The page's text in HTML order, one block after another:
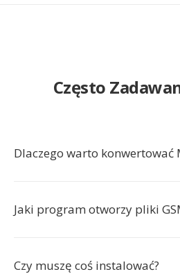
Często
Dlaczego warto konwertować
Jaki program otworzy pliki
Czy muszę coś instalować?